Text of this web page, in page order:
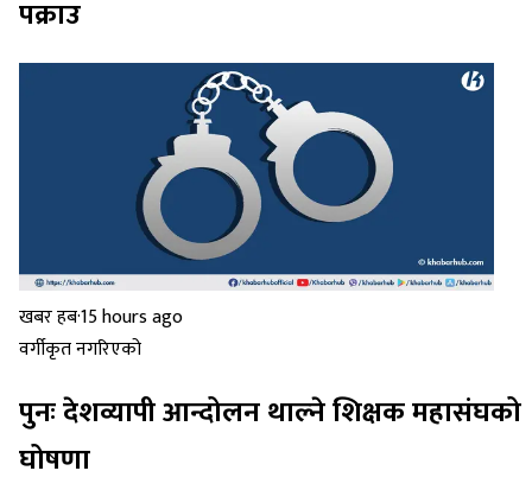
पक्राउ
खबर हब·15 hours ago
वर्गीकृत नगरिएको
पुनः देशव्यापी आन्दोलन थाल्ने शिक्षक महासंघको
घोषणा